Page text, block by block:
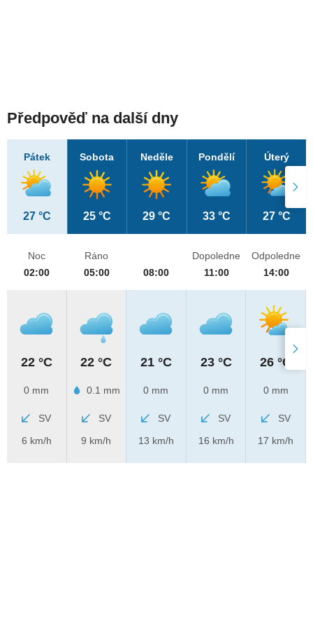
Předpověď na další dny
Pátek
27 °C
Sobota
25 °C
Neděle
29 °C
Pondělí
33 °C
Úterý
27 °C
Noc
02:00
22 °C
0 mm
SV
6 km/h
Ráno
05:00
22 °C
0.1 mm
SV
9 km/h
08:00
21 °C
0 mm
SV
13 km/h
Dopoledne
11:00
23 °C
0 mm
SV
16 km/h
Odpoledne
14:00
26 °C
0 mm
SV
17 km/h